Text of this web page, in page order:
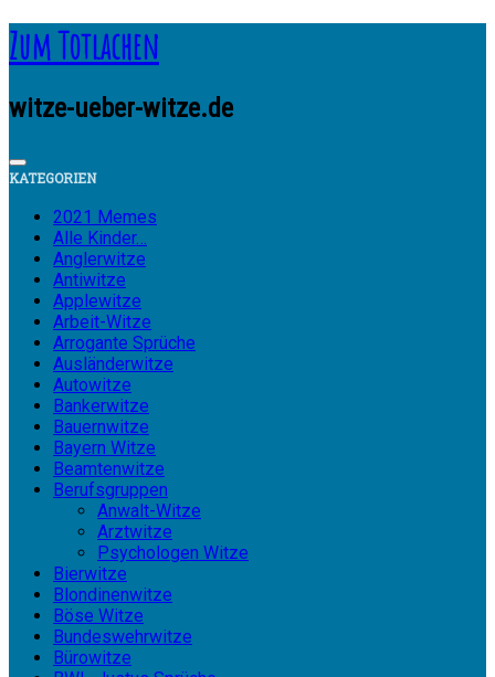
Zum Totlachen
witze-ueber-witze.de
KATEGORIEN
2021 Memes
Alle Kinder…
Anglerwitze
Antiwitze
Applewitze
Arbeit-Witze
Arrogante Sprüche
Ausländerwitze
Autowitze
Bankerwitze
Bauernwitze
Bayern Witze
Beamtenwitze
Berufsgruppen
Anwalt-Witze
Arztwitze
Psychologen Witze
Bierwitze
Blondinenwitze
Böse Witze
Bundeswehrwitze
Bürowitze